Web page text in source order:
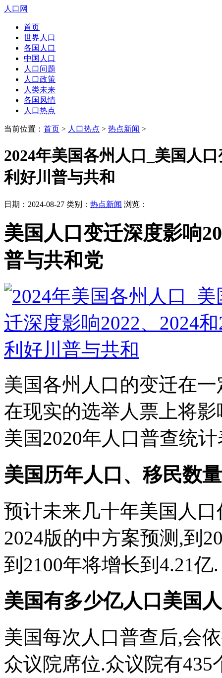
人口网
首页
世界人口
各国人口
中国人口
人口问题
人口政策
人类未来
各国风情
人口热点
当前位置： 首页 > 人口热点 > 热点新闻 >
2024年美国各州人口_美国人
利好川普与共和
日期：2024-08-27 类别： 热点新闻 浏览：
美国人口变迁深度影响
普与共和党
美国各州人口的变迁在
在现实的选举人票上将影
美国2020年人口普查统
美国历年人口、移民数
预计未来几十年美国人
2024版的中方案预测,到
到2100年将增长到4.21
美国有多少亿人口美国
美国每次人口普查后,会
众议院席位.众议院有